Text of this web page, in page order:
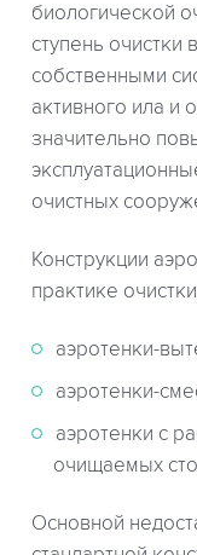
биологической
ступень очистки
собственными
активного ила и
значительно
очистных
Конструкции
практике
аэротенки-
аэротенки-
аэротенки с
очищаемых
Основной